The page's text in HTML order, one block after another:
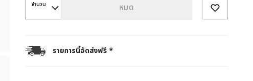
จำนวน หมด
รายการนี้จัดส่งฟรี *